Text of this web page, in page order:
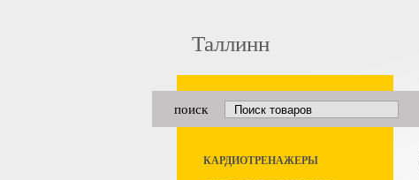
Таллинн
поиск
КАРДИОТРЕНАЖЕРЫ